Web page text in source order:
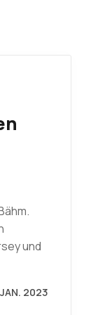
und
2023